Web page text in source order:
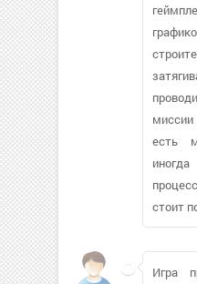
есть
стоит
Игра